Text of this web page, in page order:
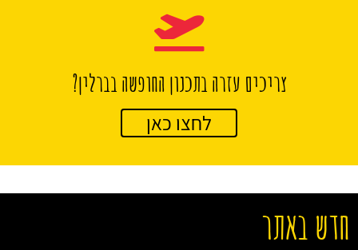
צריכים עזרה בתכנון החופשה בברלין?
לחצו כאן
חדש באתר